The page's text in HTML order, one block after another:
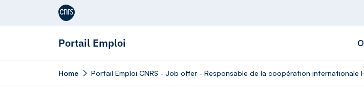
Aller au contenu
Portail Emploi
Home Portail Emploi CNRS - Job offer - Responsable de la coopération internationale